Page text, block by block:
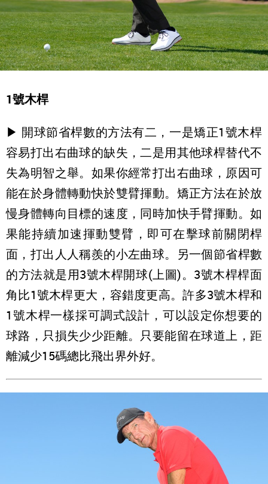
1號木桿
▶ 開球節省桿數的方法有二，一是矯正1號木桿
容易打出右曲球的缺失，二是用其他球桿替代不
失為明智之舉。如果你經常打出右曲球，原因可
能在於身體轉動快於雙臂揮動。矯正方法在於放
慢身體轉向目標的速度，同時加快手臂揮動。如
果能持續加速揮動雙臂，即可在擊球前關閉桿
面，打出人人稱羨的小左曲球。另一個節省桿數
的方法就是用3號木桿開球(上圖)。3號木桿桿面
角比1號木桿更大，容錯度更高。許多3號木桿和
1號木桿一樣採可調式設計，可以設定你想要的
球路，只損失少少距離。只要能留在球道上，距
離減少15碼總比飛出界外好。